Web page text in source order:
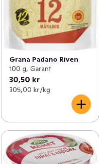
Grana Padano Riven
100 g, Garant
30,50 kr
305,00 kr /kg